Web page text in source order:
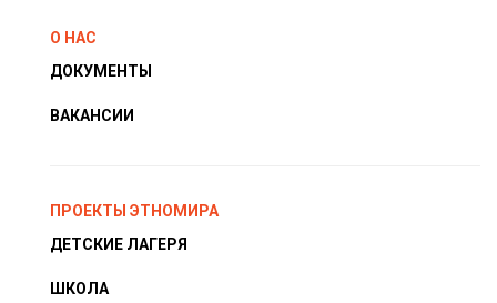
О НАС
ДОКУМЕНТЫ
ВАКАНСИИ
ПРОЕКТЫ ЭТНОМИРА
ДЕТСКИЕ ЛАГЕРЯ
ШКОЛА